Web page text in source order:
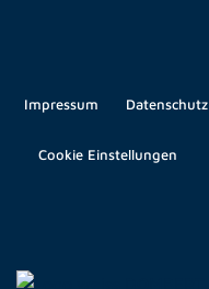
Impressum Datenschutz
Cookie Einstellungen